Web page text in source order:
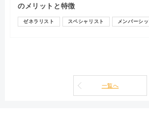
のメリットと特徴
ゼネラリスト スペシャリスト メンバーシ
一覧へ